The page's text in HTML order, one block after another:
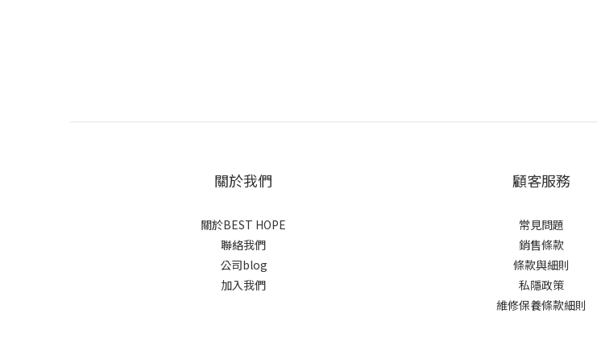
關於我們
關於BEST HOPE
聯絡我們
公司blog
加入我們
顧客服務
常見問題
銷售條款
條款與細則
私隱政策
維修保養條款細則